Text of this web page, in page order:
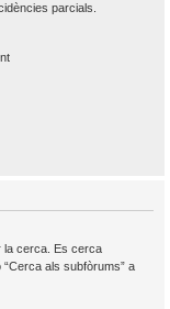
parcials.
la cerca. Es cerca
als subfòrums” a